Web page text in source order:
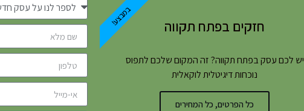
חזקים בפתח תקווה
יש לכם עסק בפתח תקווה? זה המקום שלכם לתפוס
נוכחות דיגיטלית לוקאלית
כל הפרטים, כל המחירים
במבצע!